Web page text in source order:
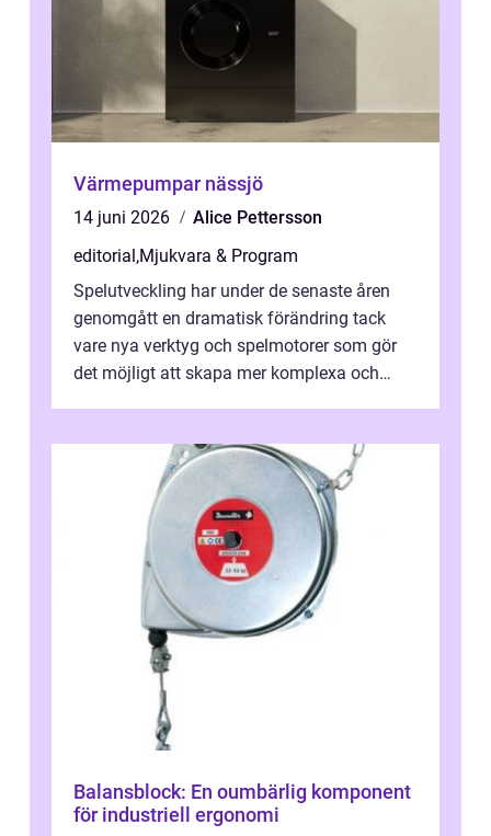
Värmepumpar nässjö
14 juni 2026
Alice Pettersson
editorial,Mjukvara & Program
Spelutveckling har under de senaste åren
genomgått en dramatisk förändring tack
vare nya verktyg och spelmotorer som gör
det möjligt att skapa mer komplexa och
Balansblock: En oumbärlig komponent
för industriell ergonomi